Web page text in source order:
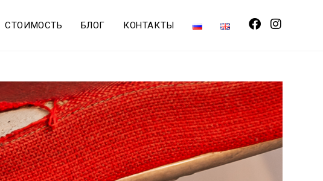
СТОИМОСТЬ БЛОГ КОНТАКТЫ